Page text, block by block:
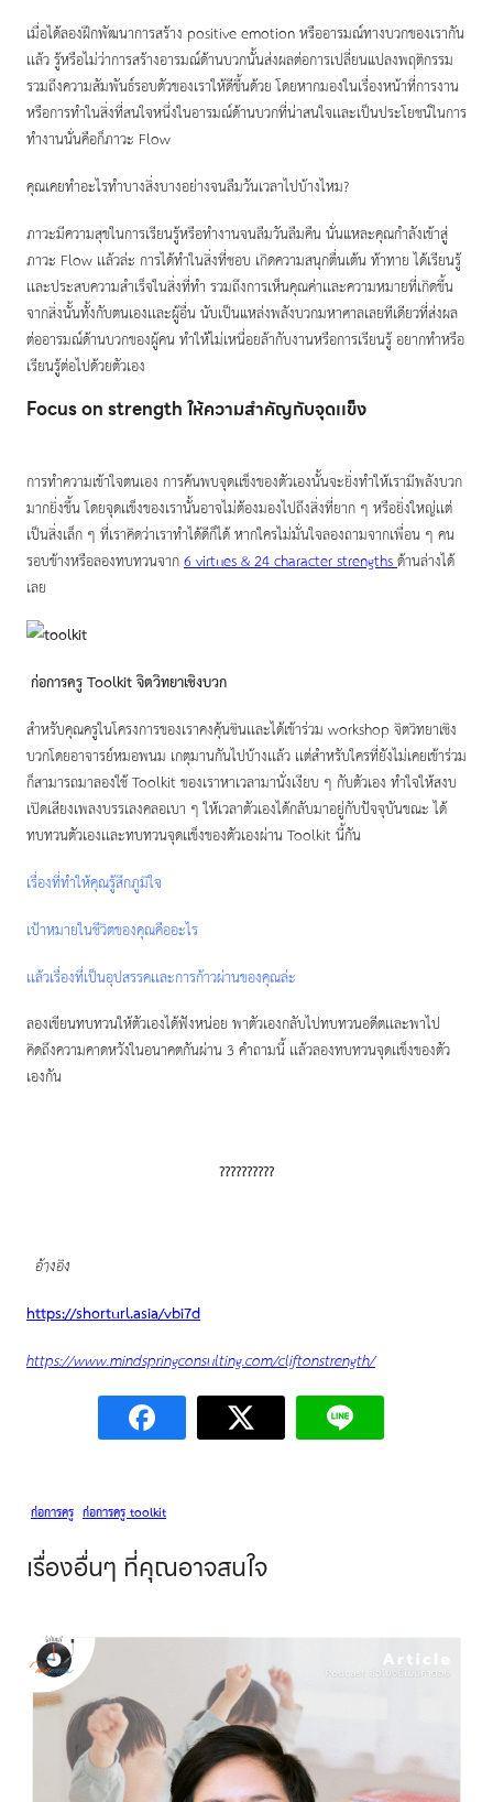
เมื่อได้ลองฝึกพัฒนาการสร้าง positive emotion หรืออารมณ์ทางบวกของเรากัน
เเล้ว รู้หรือไม่ว่าการสร้างอารมณ์ด้านบวกนั้นส่งผลต่อการเปลี่ยนแปลงพฤติกรรม
รวมถึงความสัมพันธ์รอบตัวของเราให้ดีขึ้นด้วย โดยหากมองในเรื่องหน้าที่การงาน
หรือการทำในสิ่งที่สนใจหนึ่งในอารมณ์ด้านบวกที่น่าสนใจเเละเป็นประโยชน์ในการ
ทำงานนั่นคือก็ภาวะ Flow
คุณเคยทำอะไรทำบางสิ่งบางอย่างจนลืมวันเวลาไปบ้างไหม?
ภาวะมีความสุขในการเรียนรู้หรือทำงานจนลืมวันลืมคืน นั่นแหละคุณกำลังเข้าสู่
ภาวะ Flow เเล้วล่ะ การได้ทำในสิ่งที่ชอบ เกิดความสนุกตื่นเต้น ท้าทาย ได้เรียนรู้
เเละประสบความสำเร็จในสิ่งที่ทำ รวมถึงการเห็นคุณค่าเเละความหมายที่เกิดขึ้น
จากสิ่งนั้นทั้งกับตนเองเเละผู้อื่น นับเป็นแหล่งพลังบวกมหาศาลเลยทีเดียวที่ส่งผล
ต่ออารมณ์ด้านบวกของผู้คน ทำให้ไม่เหนื่อยล้ากับงานหรือการเรียนรู้ อยากทำหรือ
เรียนรู้ต่อไปด้วยตัวเอง
Focus on strength ให้ความสำคัญกับจุดเเข็ง
การทำความเข้าใจตนเอง การค้นพบจุดเเข็งของตัวเองนั้นจะยิ่งทำให้เรามีพลังบวก
มากยิ่งขึ้น โดยจุดเเข็งของเรานั้นอาจไม่ต้องมองไปถึงสิ่งที่ยาก ๆ หรือยิ่งใหญ่เเต่
เป็นสิ่งเล็ก ๆ ที่เราคิดว่าเราทำได้ดีก็ได้ หากใครไม่มั่นใจลองถามจากเพื่อน ๆ คน
รอบข้างหรือลองทบทวนจาก6 virtues & 24 character strengthsด้านล่างได้
เลย
ก่อการครู Toolkit จิตวิทยาเชิงบวก
สำหรับคุณครูในโครงการของเราคงคุ้นชินเเละได้เข้าร่วม workshop จิตวิทยาเชิง
บวกโดยอาจารย์หมอพนม เกตุมานกันไปบ้างเเล้ว เเต่สำหรับใครที่ยังไม่เคยเข้าร่วม
ก็สามารถมาลองใช้ Toolkit ของเราหาเวลามานั่งเงียบ ๆ กับตัวเอง ทำใจให้สงบ
เปิดเสียงเพลงบรรเลงคลอเบา ๆ ให้เวลาตัวเองได้กลับมาอยู่กับปัจจุบันขณะ ได้
ทบทวนตัวเองเเละทบทวนจุดเเข็งของตัวเองผ่าน Toolkit นี้กัน
เรื่องที่ทำให้คุณรู้สึกภูมิใจ
เป้าหมายในชีวิตของคุณคืออะไร
เเล้วเรื่องที่เป็นอุปสรรคเเละการก้าวผ่านของคุณล่ะ
ลองเขียนทบทวนให้ตัวเองได้ฟังหน่อย พาตัวเองกลับไปทบทวนอดีตเเละพาไป
คิดถึงความคาดหวังในอนาคตกันผ่าน 3 คำถามนี้ เเล้วลองทบทวนจุดเเข็งของตัว
เองกัน
??????????
อ้างอิง
https://shorturl.asia/vbi7d
https://www.mindspringconsulting.com/cliftonstrength/
ก่อการครู ก่อการครู toolkit
เรื่องอื่นๆ ที่คุณอาจสนใจ